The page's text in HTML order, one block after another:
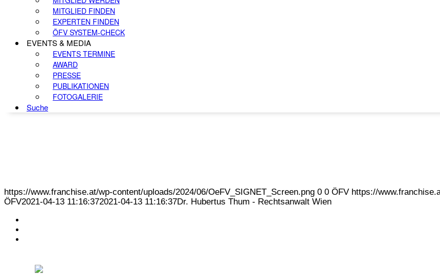
MITGLIED FINDEN
EXPERTEN FINDEN
ÖFV SYSTEM-CHECK
EVENTS & MEDIA
EVENTS TERMINE
AWARD
PRESSE
PUBLIKATIONEN
FOTOGALERIE
Suche
https://www.franchise.at/wp-content/uploads/2024/06/OeFV_SIGNET_Screen.png 0 0 ÖFV https://
ÖFV2021-04-13 11:16:372021-04-13 11:16:37Dr. Hubertus Thum - Rechtsanwalt Wien